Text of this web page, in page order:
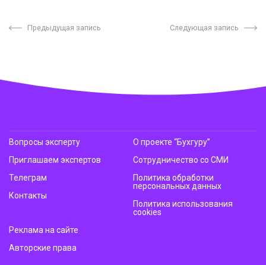
Предыдущая запись Следующая запись
Вопросы эксперту
Приглашаем экспертов
Телеграм
Контакты
О проекте “Бухгуру”
Сотрудничество со СМИ
Политика обработки
персональных данных
Политика использования
cookies
Реклама на сайте
Авторские права